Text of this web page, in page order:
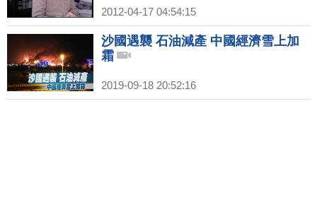
2012-04-17 04:54:15
沙國遇襲 石油減產 中國經濟雪上加
霜
2019-09-18 20:52:16